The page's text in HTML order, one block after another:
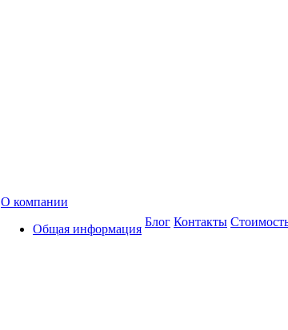
О компании
Общая информация
Блог Контакты